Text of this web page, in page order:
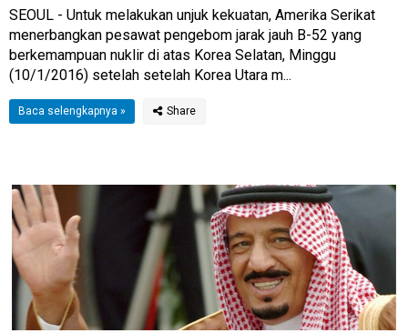
​SEOUL - Untuk melakukan unjuk kekuatan, Amerika Serikat
menerbangkan pesawat pengebom jarak jauh B-52 yang
berkemampuan nuklir di atas Korea Selatan, Minggu
(10/1/2016) setelah setelah Korea Utara m...
Baca selengkapnya »